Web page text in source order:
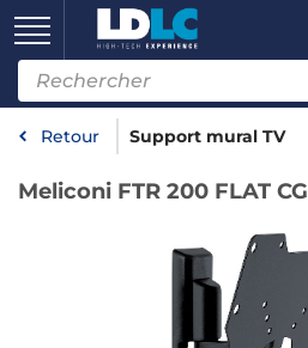
Retour Support mural TV
Meliconi FTR 200 FLAT CG